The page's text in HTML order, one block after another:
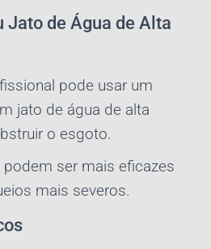
Jato de Água de Alta
pode usar um
jato de água de alta
o esgoto.
ser mais eficazes
mais severos.